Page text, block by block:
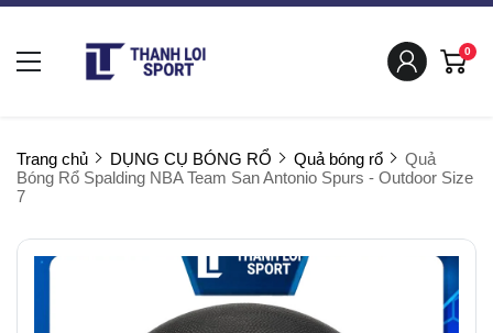
0
Trang chủ DỤNG CỤ BÓNG RỔ Quả bóng rổ
Quả
Bóng Rổ Spalding NBA Team San Antonio Spurs - Outdoor Size
7